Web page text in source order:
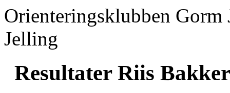
Orienteringsklubben
Jelling
Resultater Riis Bakker